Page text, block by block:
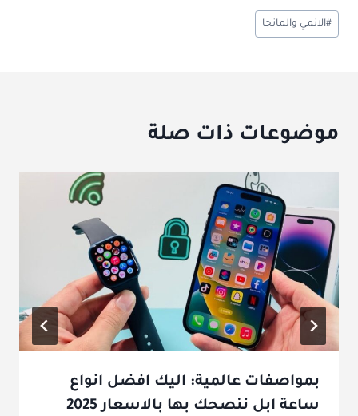
وسوم
المقال:
#الانمي والمانجا
موضوعات ذات صلة
بمواصفات عالمية: اليك افضل انواع
ساعة ابل ننصحك بها بالاسعار 2025